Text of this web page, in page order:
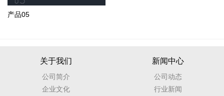
产品05
关于我们
公司简介
企业文化
新闻中心
公司动态
行业新闻